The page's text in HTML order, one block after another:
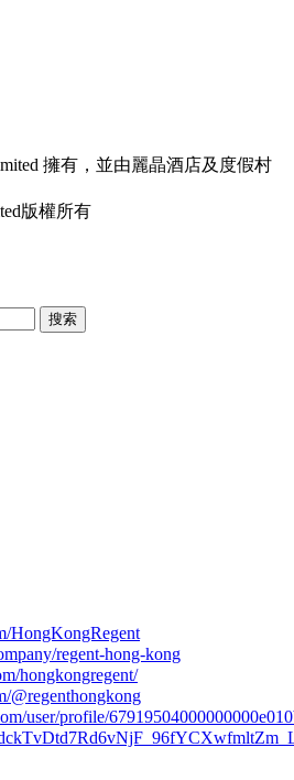
擁有，並由麗晶酒店及度假村
版權所有
HongKongRegent
regent-hong-kong
hongkongregent/
@regenthongkong
user/profile/